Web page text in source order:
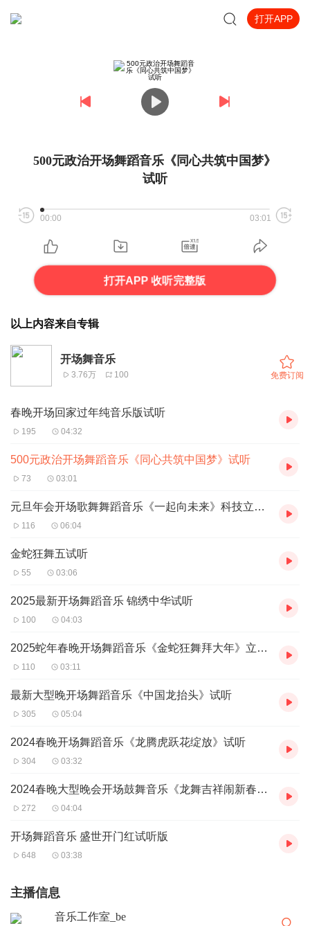
打开APP
500元政治开场舞蹈音乐《同心共筑中国梦》
试听
00:00 03:01
打开APP 收听完整版
以上内容来自专辑
开场舞音乐
3.76万 100 免费订阅
春晚开场回家过年纯音乐版试听
195 04:32
500元政治开场舞蹈音乐《同心共筑中国梦》试听
73 03:01
元旦年会开场歌舞舞蹈音乐《一起向未来》科技立体声试听
116 06:04
金蛇狂舞五试听
55 03:06
2025最新开场舞蹈音乐 锦绣中华试听
100 04:03
2025蛇年春晚开场舞蹈音乐《金蛇狂舞拜大年》立体声试听
110 03:11
最新大型晚开场舞蹈音乐《中国龙抬头》试听
305 05:04
2024春晚开场舞蹈音乐《龙腾虎跃花绽放》试听
304 03:32
2024春晚大型晚会开场鼓舞音乐《龙舞吉祥闹新春》试听
272 04:04
开场舞蹈音乐 盛世开门红试听版
648 03:38
主播信息
音乐工作室_be